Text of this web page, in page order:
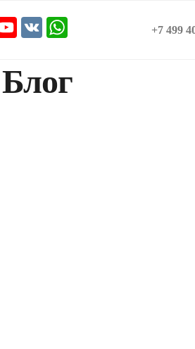
+7 499
Блог